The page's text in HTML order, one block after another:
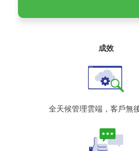
成效
全天候管理雲端，客戶無